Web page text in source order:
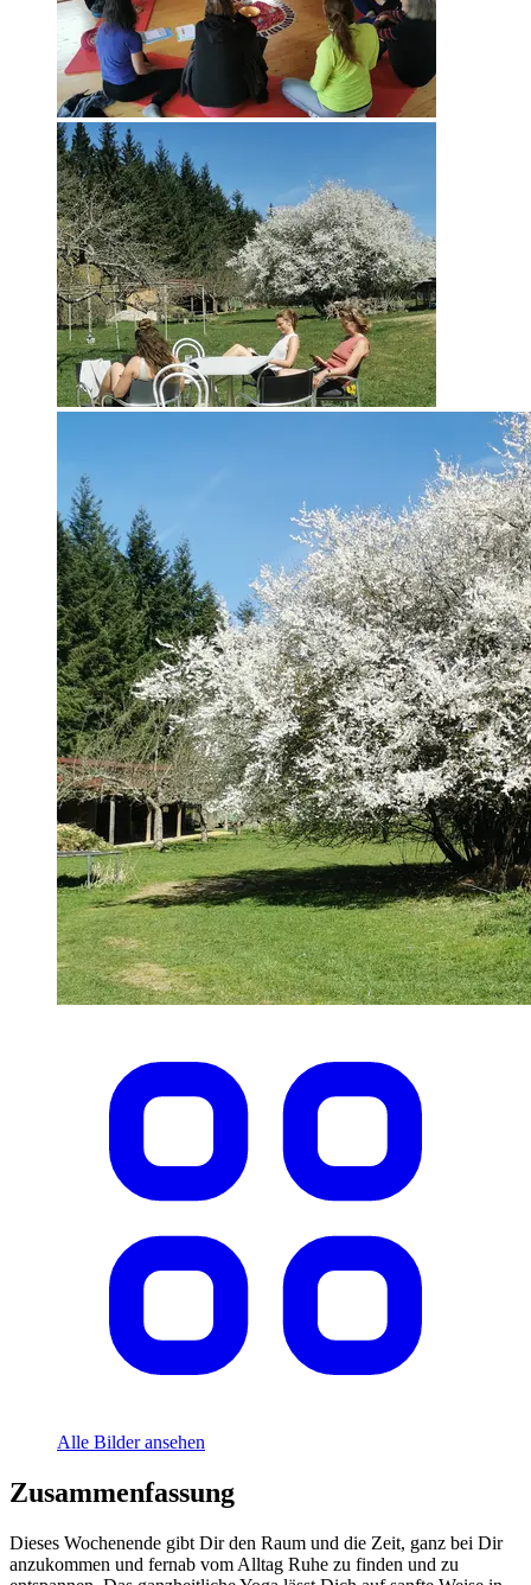
Alle Bilder ansehen
Zusammenfassung
Dieses Wochenende gibt Dir den Raum und die Zeit, ganz bei Dir
anzukommen und fernab vom Alltag Ruhe zu finden und zu